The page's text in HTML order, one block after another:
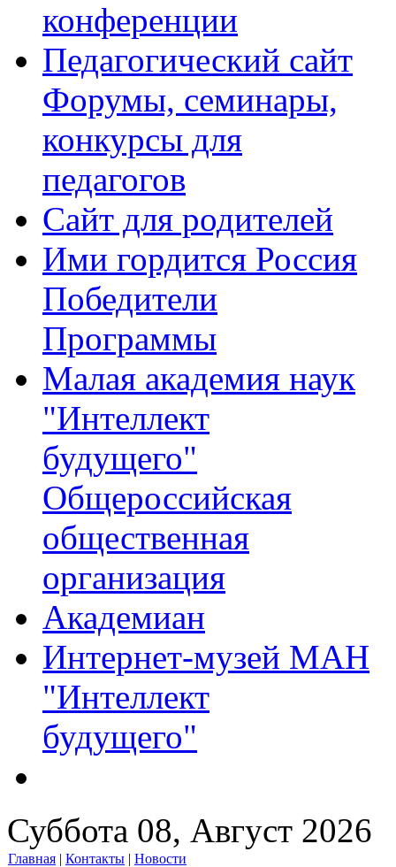
конференции
Педагогический сайт
Форумы, семинары,
конкурсы для
педагогов
Сайт для родителей
Ими гордится Россия
Победители
Программы
Малая академия наук
"Интеллект
будущего"
Общероссийская
общественная
организация
Академиан
Интернет-музей МАН
"Интеллект
будущего"
Суббота 08, Август 2026
Главная | Контакты | Новости